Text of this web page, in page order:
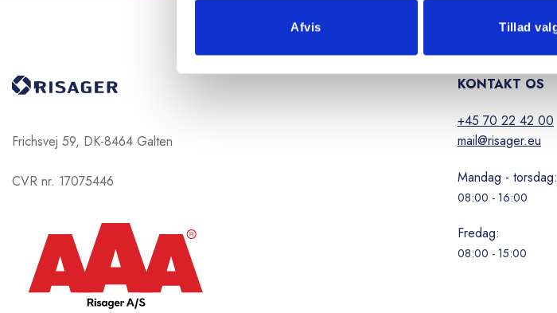
Afvis Tillad
Frichsvej 59, DK-8464 Galten
CVR nr. 17075446
KONTAKT OS
+45 70 22 42 00
mail@risager.eu
Mandag - torsdag:
08:00 - 16:00
Fredag:
08:00 - 15:00